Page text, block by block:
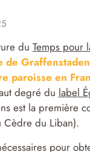
du Temps pour
de
paroisse en
degré du label
est la première
Cèdre du Liban).
pour